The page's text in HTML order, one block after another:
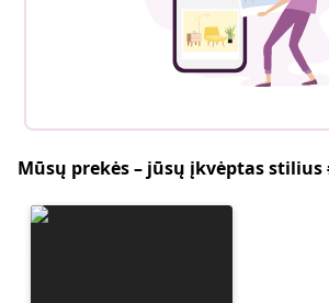
Mūsų prekės – jūsų įkvėptas